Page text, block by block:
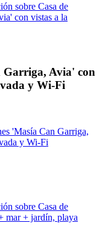
sobre Casa de
con vistas a la
Garriga, Avia' con
y Wi-Fi
'Masía Can Garriga,
y Wi-Fi
sobre Casa de
mar + jardín, playa